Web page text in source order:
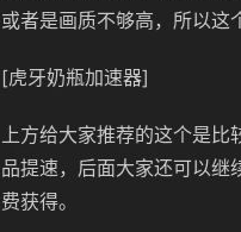
或者是画质不够高，所以这
[虎牙奶瓶加速器]
上方给大家推荐的这个是比
品提速，后面大家还可以继
费获得。